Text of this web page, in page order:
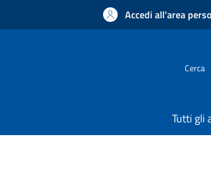
Accedi all'area
Cerca
Tutti gli